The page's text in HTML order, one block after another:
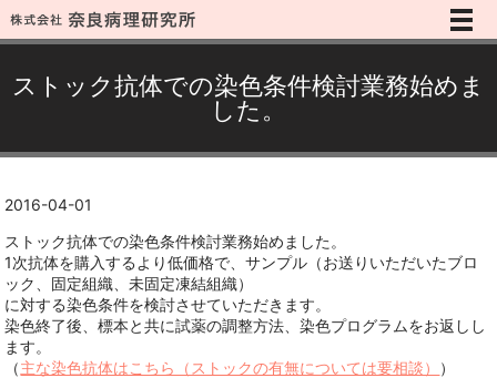
メ
ストック抗体での染色条件検討業務始めま
した。
2016-04-01
ストック抗体での染色条件検討業務始めました。
1次抗体を購入するより低価格で、サンプル（お送りいただいたブロ
ック、固定組織、未固定凍結組織）
に対する染色条件を検討させていただきます。
染色終了後、標本と共に試薬の調整方法、染色プログラムをお返しし
ます。
（主な染色抗体はこちら（ストックの有無については要相談） ）